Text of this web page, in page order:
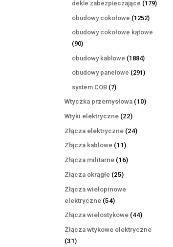
produktów
dekle zabezpieczające 179179
obudowy cokołowe 12521252
obudowy cokołowe kątowe
9090
produktów
obudowy kablowe 18841884
produkty
obudowy panelowe 291291
system COB 77
produktów
Wtyczka przemysłowa 1010
Wtyki elektryczne 2222
produkty
Złącza elektryczne 2424
Złącza kablowe 1111
produktów
Złącza militarne 1616
Złącza okrągłe 2525
Złącza wielopinowe
elektryczne 5454
produkty
Złącza wielostykowe 4444
Złącza wtykowe elektryczne
3131